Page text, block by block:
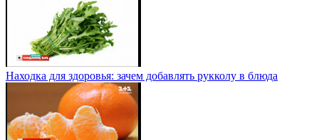
Находка для здоровья: зачем добавлять рукколу в блюда